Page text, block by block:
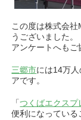
この度は株式会
うございました。
アンケートへもご
三郷市には14万
アです。
「つくばエクスプ
便利になっている